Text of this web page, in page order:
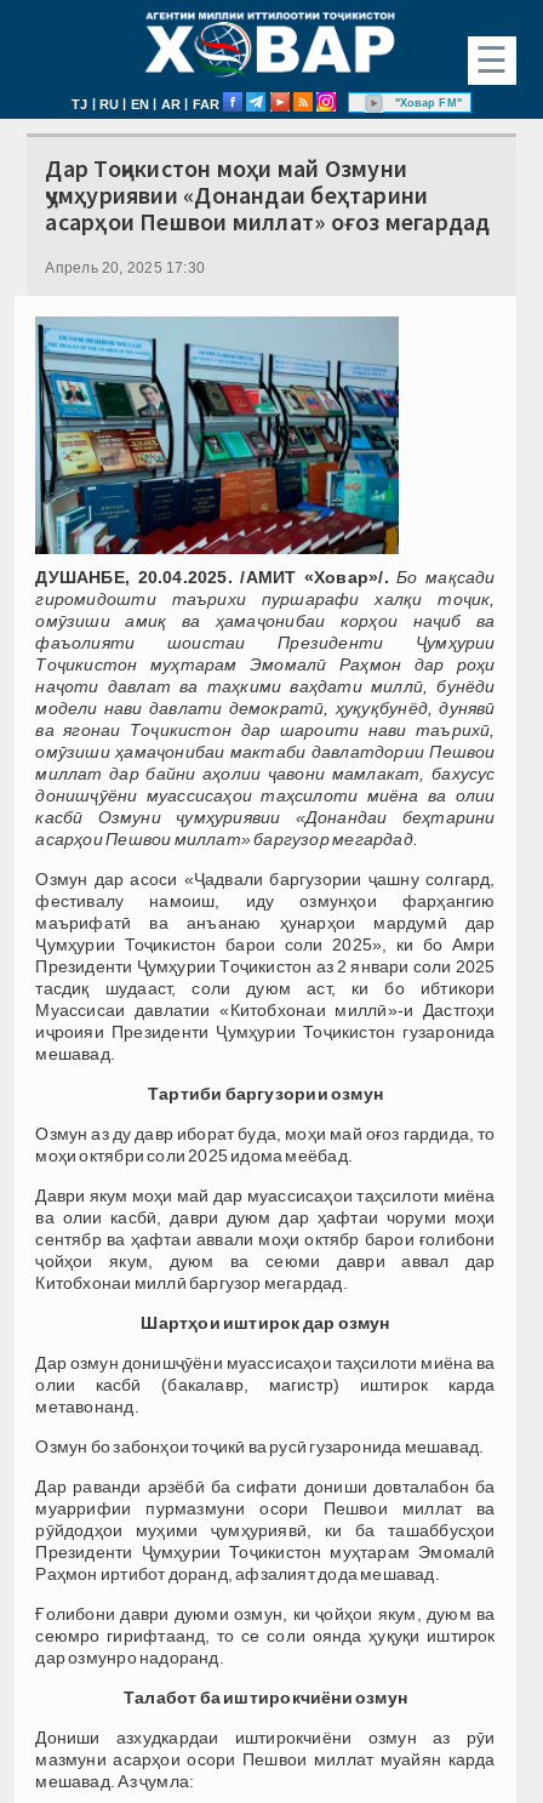
☰
TJ | RU | EN | AR | FAR "Ховар FM"
Дар Тоҷикистон моҳи май Озмуни
ҷумҳуриявии «Донандаи беҳтарини
асарҳои Пешвои миллат» оғоз мегардад
Апрель 20, 2025 17:30
ДУШАНБЕ, 20.04.2025. /АМИТ «Ховар»/. Бо мақсади
гиромидошти таърихи пуршарафи халқи тоҷик,
омӯзиши амиқ ва ҳамаҷонибаи корҳои наҷиб ва
фаъолияти шоистаи Президенти Ҷумҳурии
Тоҷикистон муҳтарам Эмомалӣ Раҳмон дар роҳи
наҷоти давлат ва таҳкими ваҳдати миллӣ, бунёди
модели нави давлати демократӣ, ҳуқуқбунёд, дунявӣ
ва ягонаи Тоҷикистон дар шароити нави таърихӣ,
омӯзиши ҳамаҷонибаи мактаби давлатдории Пешвои
миллат дар байни аҳолии ҷавони мамлакат, бахусус
донишҷӯёни муассисаҳои таҳсилоти миёна ва олии
касбӣ Озмуни ҷумҳуриявии «Донандаи беҳтарини
асарҳои Пешвои миллат» баргузор мегардад.
Озмун дар асоси «Ҷадвали баргузории ҷашну солгард,
фестивалу намоиш, иду озмунҳои фарҳангию
маърифатӣ ва анъанаю ҳунарҳои мардумӣ дар
Ҷумҳурии Тоҷикистон барои соли 2025», ки бо Амри
Президенти Ҷумҳурии Тоҷикистон аз 2 январи соли 2025
тасдиқ шудааст, соли дуюм аст, ки бо ибтикори
Муассисаи давлатии «Китобхонаи миллӣ»-и Дастгоҳи
иҷроияи Президенти Ҷумҳурии Тоҷикистон гузаронида
мешавад.
Тартиби баргузории озмун
Озмун аз ду давр иборат буда, моҳи май оғоз гардида, то
моҳи октябри соли 2025 идома меёбад.
Даври якум моҳи май дар муассисаҳои таҳсилоти миёна
ва олии касбӣ, даври дуюм дар ҳафтаи чоруми моҳи
сентябр ва ҳафтаи аввали моҳи октябр барои ғолибони
ҷойҳои якум, дуюм ва сеюми даври аввал дар
Китобхонаи миллӣ баргузор мегардад.
Шартҳои иштирок дар озмун
Дар озмун донишҷӯёни муассисаҳои таҳсилоти миёна ва
олии касбӣ (бакалавр, магистр) иштирок карда
метавонанд.
Озмун бо забонҳои тоҷикӣ ва русӣ гузаронида мешавад.
Дар раванди арзёбӣ ба сифати дониши довталабон ба
муаррифии пурмазмуни осори Пешвои миллат ва
рӯйдодҳои муҳими ҷумҳуриявӣ, ки ба ташаббусҳои
Президенти Ҷумҳурии Тоҷикистон муҳтарам Эмомалӣ
Раҳмон иртибот доранд, афзалият дода мешавад.
Ғолибони даври дуюми озмун, ки ҷойҳои якум, дуюм ва
сеюмро гирифтаанд, то се соли оянда ҳуқуқи иштирок
дар озмунро надоранд.
Талабот ба иштирокчиёни озмун
Дониши азхудкардаи иштирокчиёни озмун аз рӯи
мазмуни асарҳои осори Пешвои миллат муайян карда
мешавад. Аз ҷумла: